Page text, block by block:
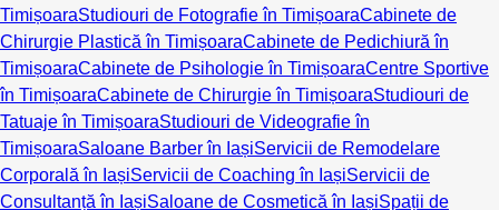
TimișoaraStudiouri de Fotografie în TimișoaraCabinete de
Chirurgie Plastică în TimișoaraCabinete de Pedichiură în
TimișoaraCabinete de Psihologie în TimișoaraCentre Sportive
în TimișoaraCabinete de Chirurgie în TimișoaraStudiouri de
Tatuaje în TimișoaraStudiouri de Videografie în
TimișoaraSaloane Barber în IașiServicii de Remodelare
Corporală în IașiServicii de Coaching în IașiServicii de
Consultanță în IașiSaloane de Cosmetică în IașiSpații de